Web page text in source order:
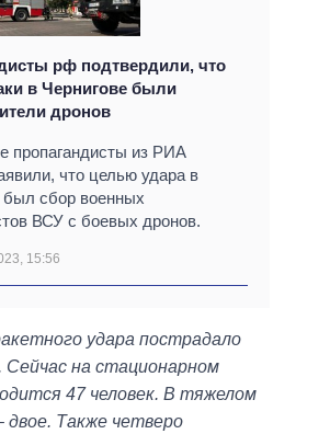
рф подтвердили, что
в Чернигове были
дронов
пропагандисты из РИА
что целью удара в
был сбор военных
ВСУ с боевых дронов.
15:56
удара пострадало
Сейчас на стационарном
47 человек. В тяжелом
двое. Также четверо